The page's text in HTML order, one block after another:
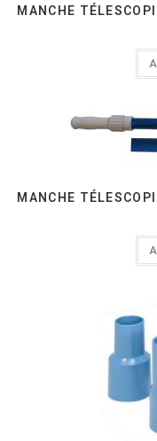
MANCHE
MANCHE